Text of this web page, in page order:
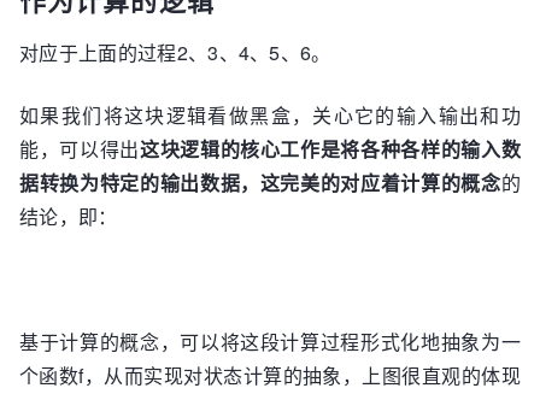
对应于上面的过程2、3、4、5、6。
如果我们将这块逻辑看做黑盒，关心它的输入输出和功
能，可以得出这块逻辑的核心工作是将各种各样的输入数
据转换为特定的输出数据，这完美的对应着计算的概念的
结论，即：
基于计算的概念，可以将这段计算过程形式化地抽象为一
个函数f，从而实现对状态计算的抽象，上图很直观的体现